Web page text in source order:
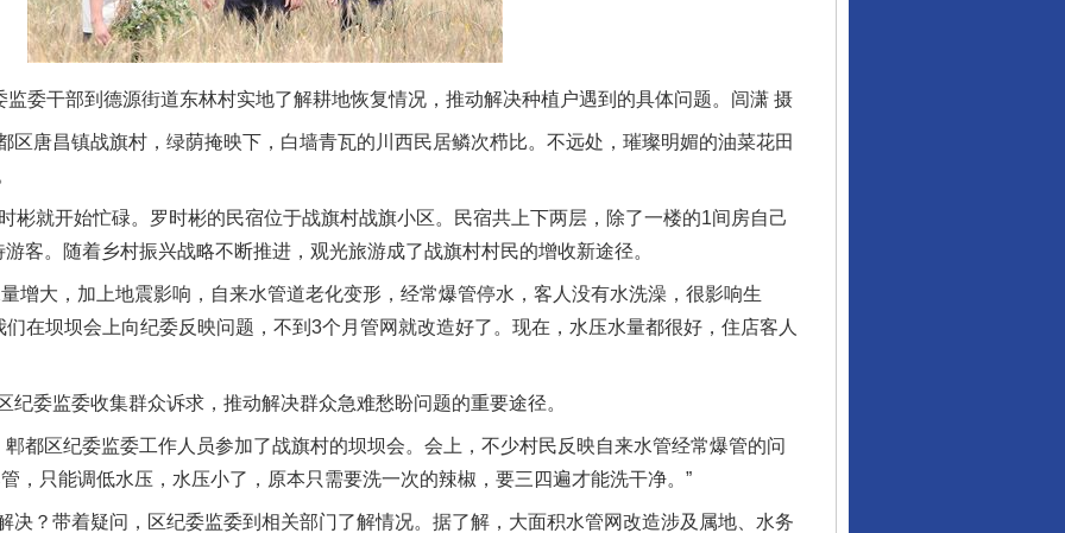
委干部到德源街道东林村实地了解耕地恢复情况，推动解决种植户遇到的具体问题。闾潇 摄
昌镇战旗村，绿荫掩映下，白墙青瓦的川西民居鳞次栉比。不远处，璀璨明媚的油菜花田
开始忙碌。罗时彬的民宿位于战旗村战旗小区。民宿共上下两层，除了一楼的1间房自己
客。随着乡村振兴战略不断推进，观光旅游成了战旗村村民的增收新途径。
大，加上地震影响，自来水管道老化变形，经常爆管停水，客人没有水洗澡，很影响生
们在坝坝会上向纪委反映问题，不到3个月管网就改造好了。现在，水压水量都很好，住店客人
监委收集群众诉求，推动解决群众急难愁盼问题的重要途径。
区纪委监委工作人员参加了战旗村的坝坝会。会上，不少村民反映自来水管经常爆管的问
，只能调低水压，水压小了，原本只需要洗一次的辣椒，要三四遍才能洗干净。”
带着疑问，区纪委监委到相关部门了解情况。据了解，大面积水管网改造涉及属地、水务